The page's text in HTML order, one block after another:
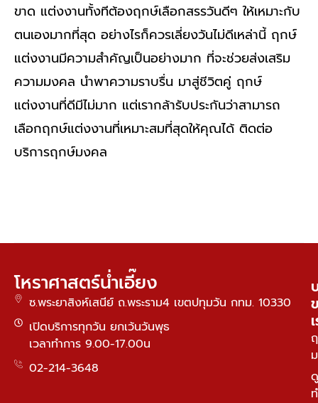
ขาด แต่งงานทั้งทีต้องฤกษ์เลือกสรรวันดีๆ ให้เหมาะกับ
ตนเองมากที่สุด อย่างไรก็ควรเลี่ยงวันไม่ดีเหล่านี้ ฤกษ์
แต่งงานมีความสำคัญเป็นอย่างมาก ที่จะช่วยส่งเสริม
ความมงคล นำพาความราบรื่น มาสู่ชีวิตคู่ ฤกษ์
แต่งงานที่ดีมีไม่มาก แต่เรากล้ารับประกันว่าสามารถ
เลือกฤกษ์แต่งงานที่เหมาะสมที่สุดให้คุณได้ ติดต่อ
บริการฤกษ์มงคล
โหราศาสตร์น่ำเอี๊ยง
ซ.พระยาสิงห์เสนีย์ ถ.พระราม4 เขตปทุมวัน กทม. 10330
เปิดบริการทุกวัน ยกเว้นวันพุธ
เวลาทำการ 9.00-17.00น
02-214-3648